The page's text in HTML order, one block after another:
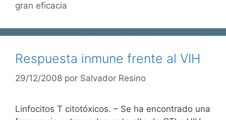
gran eficacia
Respuesta inmune frente al VIH
29/12/2008 por Salvador Resino
Linfocitos T citotóxicos. – Se ha encontrado una